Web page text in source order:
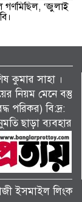
গণমিছিল, ‘জুলাই
দিবসের গণ
মাহফিল
ক্লাবের বেল্ট
দিবস পালন
সভা ।
কুমাৱ সাহা ।
নিয়ম মেনে বস্তু
পরিকর) বি:দ্র:
ছাড়া ব্যবহার
ইসমাইল লিংক